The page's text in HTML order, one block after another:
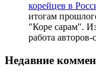
корейцев в
итогам
"Коре сарам".
работа
Недавние